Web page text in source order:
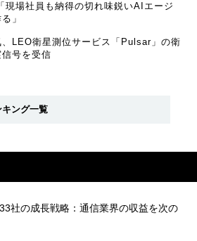
場社員も納得の切れ味鋭いAIエージ
」
、LEO衛星測位サービス「Pulsar」の衛
号を受信
ング一覧
社の成長戦略：通信業界の収益を次の